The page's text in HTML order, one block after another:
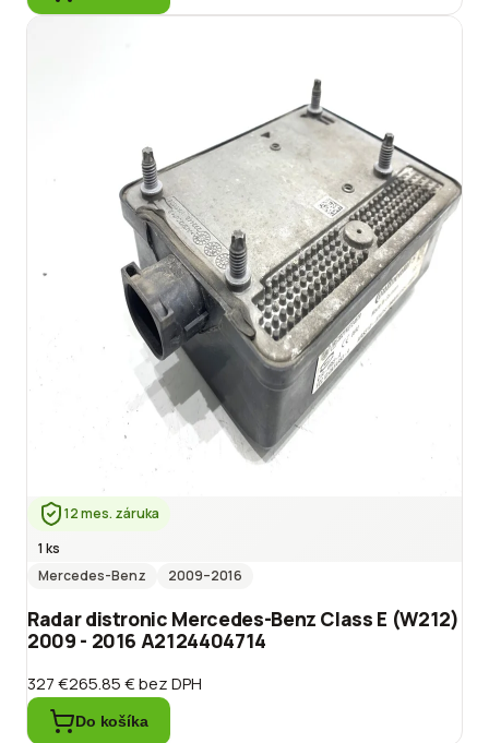
12 mes. záruka
1 ks
Mercedes-Benz
2009–2016
Radar distronic Mercedes-Benz Class E (W212)
2009 - 2016 A2124404714
327 €265.85 €bez DPH
Do košíka